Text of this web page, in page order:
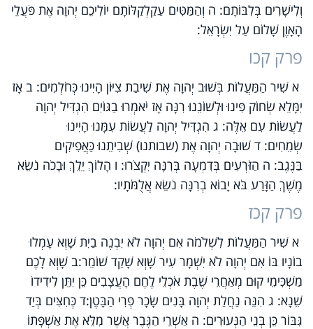
וְלִישָׁרִים בְּלִבּוֹתָם: ה וְהַמַּטִּים עַקַלְקַלּוֹתָם יוֹלִיכֵם יְהוָה אֶת פֹּעֲלֵי
הָאָוֶן שָׁלוֹם עַל יִשְׂרָאֵל:
פרק קכו
א שִׁיר הַמַּעֲלוֹת בְּשׁוּב יְהוָה אֶת שִׁיבַת צִיּוֹן הָיִינוּ כְּחֹלְמִים: ב אָז
יִמָּלֵא שְׂחוֹק פִּינוּ וּלְשׁוֹנֵנוּ רִנָּה אָז יֹאמְרוּ בַגּוֹיִם הִגְדִּיל יְהוָה
לַעֲשׂוֹת עִם אֵלֶּה: ג הִגְדִּיל יְהוָה לַעֲשׂוֹת עִמָּנוּ הָיִינוּ
שְׂמֵחִים: ד שׁוּבָה יְהוָה אֶת (שבותנו) שְׁבִיתֵנוּ כַּאֲפִיקִים
בַּנֶּגֶב: ה הַזֹּרְעִים בְּדִמְעָה בְּרִנָּה יִקְצֹרוּ: ו הָלוֹךְ יֵלֵךְ וּבָכֹה נֹשֵׂא
מֶשֶׁךְ הַזָּרַע בֹּא יָבוֹא בְרִנָּה נֹשֵׂא אֲלֻמֹּתָיו:
פרק קכז
א שִׁיר הַמַּעֲלוֹת לִשְׁלֹמֹה אִם יְהוָה לֹא יִבְנֶה בַיִת שָׁוְא עָמְלוּ
בוֹנָיו בּוֹ אִם יְהוָה לֹא יִשְׁמָר עִיר שָׁוְא שָׁקַד שׁוֹמֵר:ב שָׁוְא לָכֶם
מַשְׁכִּימֵי קוּם מְאַחֲרֵי שֶׁבֶת אֹכְלֵי לֶחֶם הָעֲצָבִים כֵּן יִתֵּן לִידִידוֹ
שֵׁנָא: ג הִנֵּה נַחֲלַת יְהוָה בָּנִים שָׂכָר פְּרִי הַבָּטֶן:ד כְּחִצִּים בְּיַד
גִּבּוֹר כֵּן בְּנֵי הַנְּעוּרִים: ה אַשְׁרֵי הַגֶּבֶר אֲשֶׁר מִלֵּא אֶת אַשְׁפָּתוֹ